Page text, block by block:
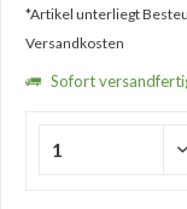
*Artikel unterliegt
Versandkosten
Sofort